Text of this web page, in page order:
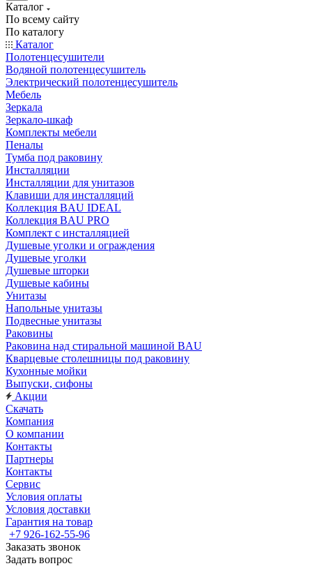
Каталог
По всему сайту
По каталогу
Каталог
Полотенцесушители
Водяной полотенцесушитель
Электрический полотенцесушитель
Мебель
Зеркала
Зеркало-шкаф
Комплекты мебели
Пеналы
Тумба под раковину
Инсталляции
Инсталляции для унитазов
Клавиши для инсталляций
Коллекция BAU IDEAL
Коллекция BAU PRO
Комплект с инсталляцией
Душевые уголки и ограждения
Душевые уголки
Душевые шторки
Душевые кабины
Унитазы
Напольные унитазы
Подвесные унитазы
Раковины
Раковина над стиральной машиной BAU
Кварцевые столешницы под раковину
Кухонные мойки
Выпуски, сифоны
Акции
Скачать
Компания
О компании
Контакты
Партнеры
Контакты
Сервис
Условия оплаты
Условия доставки
Гарантия на товар
+7 926-162-55-96
Заказать звонок
Задать вопрос